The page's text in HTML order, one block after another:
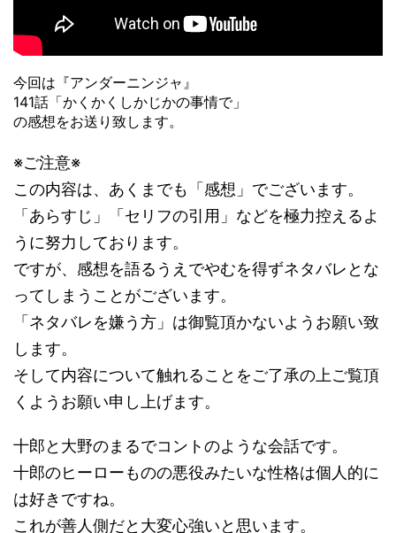
今回は『アンダーニンジャ』
141話「かくかくしかじかの事情で」
の感想をお送り致します。
※ご注意※
この内容は、あくまでも「感想」でございます。
「あらすじ」「セリフの引用」などを極力控えるよ
うに努力しております。
ですが、感想を語るうえでやむを得ずネタバレとな
ってしまうことがございます。
「ネタバレを嫌う方」は御覧頂かないようお願い致
します。
そして内容について触れることをご了承の上ご覧頂
くようお願い申し上げます。
十郎と大野のまるでコントのような会話です。
十郎のヒーローものの悪役みたいな性格は個人的に
は好きですね。
これが善人側だと大変心強いと思います。